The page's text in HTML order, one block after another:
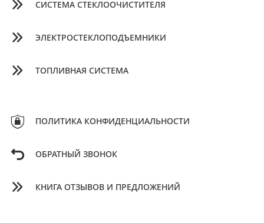
СИСТЕМА СТЕКЛООЧИСТИТЕЛЯ
ЭЛЕКТРОСТЕКЛОПОДЪЕМНИКИ
ТОПЛИВНАЯ СИСТЕМА
ПОЛИТИКА КОНФИДЕНЦИАЛЬНОСТИ
ОБРАТНЫЙ ЗВОНОК
КНИГА ОТЗЫВОВ И ПРЕДЛОЖЕНИЙ